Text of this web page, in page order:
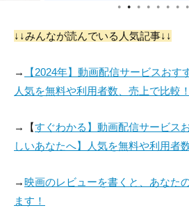
● ● ● ● ● ● ● ●
↓↓みんなが読んでいる人気記事↓↓
→
【2024年】動画配信サービスおす
人気を無料や利用者数、売上で比較
→【すぐわかる】動画配信サービス
しいあなたへ】人気を無料や利用者
→映画のレビューを書くと、あなた
ます！